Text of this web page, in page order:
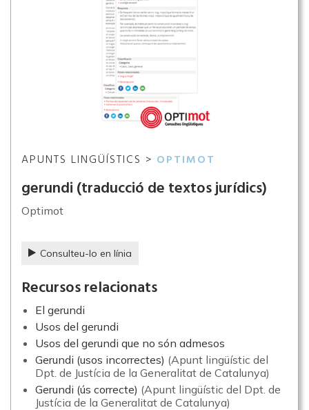
APUNTS LINGÜÍSTICS > OPTIMOT
gerundi (traducció de textos jurídics)
Optimot
Consulteu-lo en línia
Recursos relacionats
El gerundi
Usos del gerundi
Usos del gerundi que no són admesos
Gerundi (usos incorrectes) (Apunt lingüístic del
Dpt. de Justícia de la Generalitat de Catalunya)
Gerundi (ús correcte) (Apunt lingüístic del Dpt. de
Justícia de la Generalitat de Catalunya)